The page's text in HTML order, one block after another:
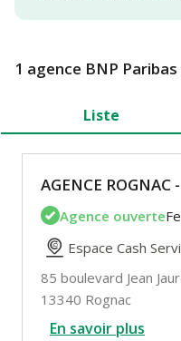
1 agence BNP
Liste
AGENCE ROGNAC
Agence ouverte
Espace Cash
85 boulevard Jean
13340 Rognac
En savoir plus